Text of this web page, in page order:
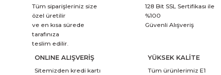
Tüm siparişleriniz size
özel üretilir
ve en kısa sürede
tarafınıza
teslim edilir.
128 Bit SSL Sertifikası ile
%100
Güvenli Alışveriş
ONLINE ALIŞVERİŞ
Sitemizden kredi kartı
YÜKSEK KALİTE
Tüm ürünlerimiz E1